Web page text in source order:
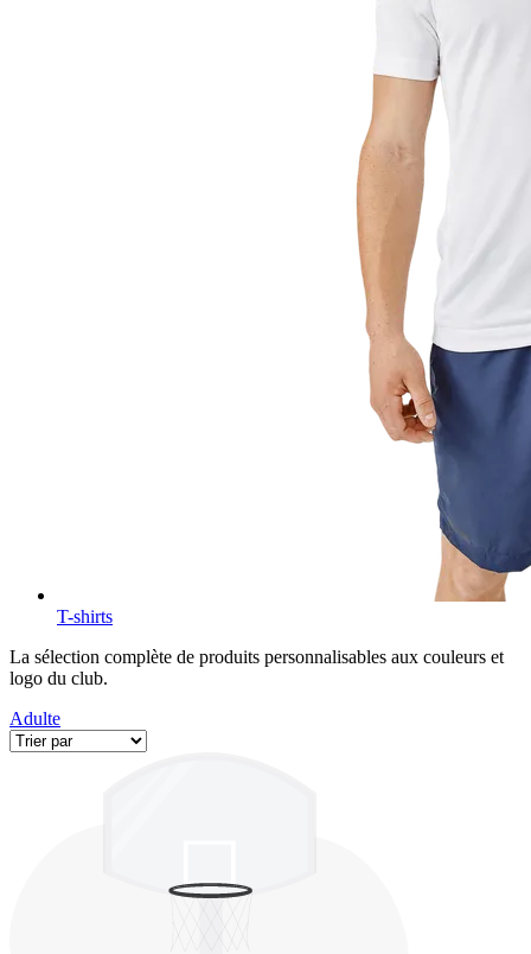
T-shirts
La sélection complète de produits personnalisables aux couleurs et
logo du club.
Adulte